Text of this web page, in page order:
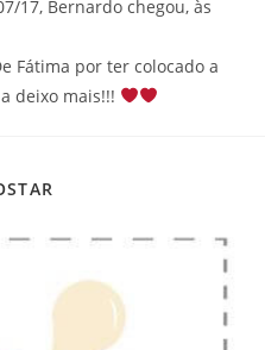
17, Bernardo chegou, às
Fátima por ter colocado a
deixo mais!!!